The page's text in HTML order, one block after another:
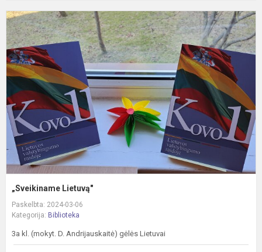
„Sveikiname Lietuvą"
Paskelbta: 2024-03-06
Kategorija: Biblioteka
3a kl. (mokyt. D. Andrijauskaitė) gėlės Lietuvai